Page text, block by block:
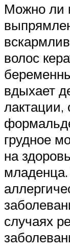
Можно ли
волос
вдыхает
лактации,
грудное
на
случаях